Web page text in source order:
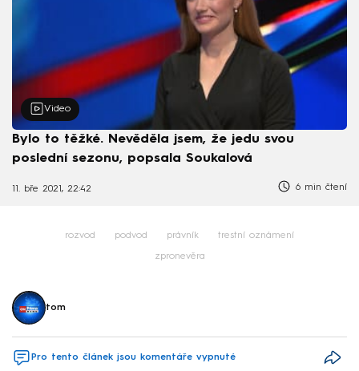
Video
Bylo to těžké. Nevěděla jsem, že jedu svou
poslední sezonu, popsala Soukalová
11. bře 2021, 22:42 6 min čtení
rozvod podvod právník trestní oznámení
zpronevěra
tom
Pro tento článek jsou komentáře vypnuté